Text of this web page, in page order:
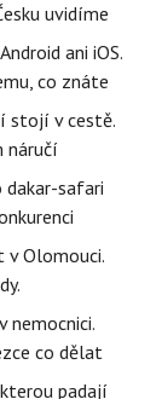
uvidíme
ani iOS.
co znáte
stojí v cestě.
náručí
safari
v Olomouci.
nemocnici.
co dělat
padají